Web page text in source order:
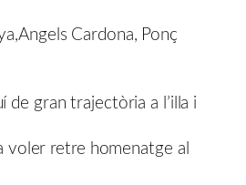
Cardona, Ponç
de gran trajectòria a l’illa i
voler retre homenatge al